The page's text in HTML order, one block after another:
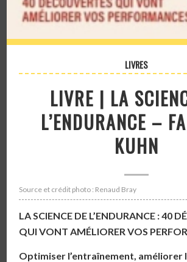
LIVRES
LIVRE | LA
L’ENDURANCE –
KUHN
Source et crédit photo : Renaud Bray
LA SCIENCE DE L’ENDURANCE : 40
QUI VONT AMÉLIORER VOS
Optimiser l’entraînement, améliorer